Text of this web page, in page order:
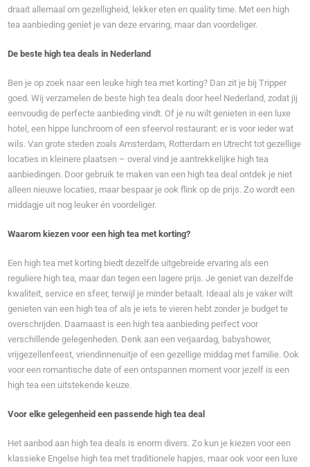
draait allemaal om gezelligheid, lekker eten en quality time. Met een high
tea aanbieding geniet je van deze ervaring, maar dan voordeliger.
De beste high tea deals in Nederland
Ben je op zoek naar een leuke high tea met korting? Dan zit je bij Tripper
goed. Wij verzamelen de beste high tea deals door heel Nederland, zodat jij
eenvoudig de perfecte aanbieding vindt. Of je nu wilt genieten in een luxe
hotel, een hippe lunchroom of een sfeervol restaurant: er is voor ieder wat
wils. Van grote steden zoals Amsterdam, Rotterdam en Utrecht tot gezellige
locaties in kleinere plaatsen – overal vind je aantrekkelijke high tea
aanbiedingen. Door gebruik te maken van een high tea deal ontdek je niet
alleen nieuwe locaties, maar bespaar je ook flink op de prijs. Zo wordt een
middagje uit nog leuker én voordeliger.
Waarom kiezen voor een high tea met korting?
Een high tea met korting biedt dezelfde uitgebreide ervaring als een
reguliere high tea, maar dan tegen een lagere prijs. Je geniet van dezelfde
kwaliteit, service en sfeer, terwijl je minder betaalt. Ideaal als je vaker wilt
genieten van een high tea of als je iets te vieren hebt zonder je budget te
overschrijden. Daarnaast is een high tea aanbieding perfect voor
verschillende gelegenheden. Denk aan een verjaardag, babyshower,
vrijgezellenfeest, vriendinnenuitje of een gezellige middag met familie. Ook
voor een romantische date of een ontspannen moment voor jezelf is een
high tea een uitstekende keuze.
Voor elke gelegenheid een passende high tea deal
Het aanbod aan high tea deals is enorm divers. Zo kun je kiezen voor een
klassieke Engelse high tea met traditionele hapjes, maar ook voor een luxe